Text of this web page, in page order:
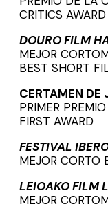
CRITICS AWARD
DOURO FILM
MEJOR
BEST SHORT
CERTAMEN DE
PRIMER PREMIO
FIRST AWARD
FESTIVAL
MEJOR CORTO
LEIOAKO FILM
MEJOR